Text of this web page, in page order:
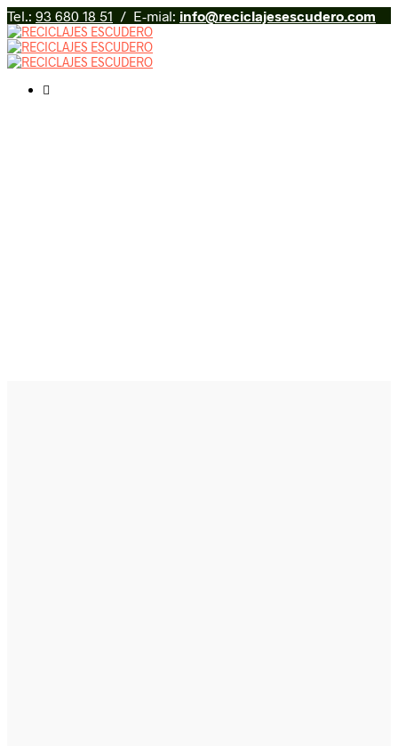
Tel.: 93 680 18 51 / E-mial: info@reciclajesescudero.com